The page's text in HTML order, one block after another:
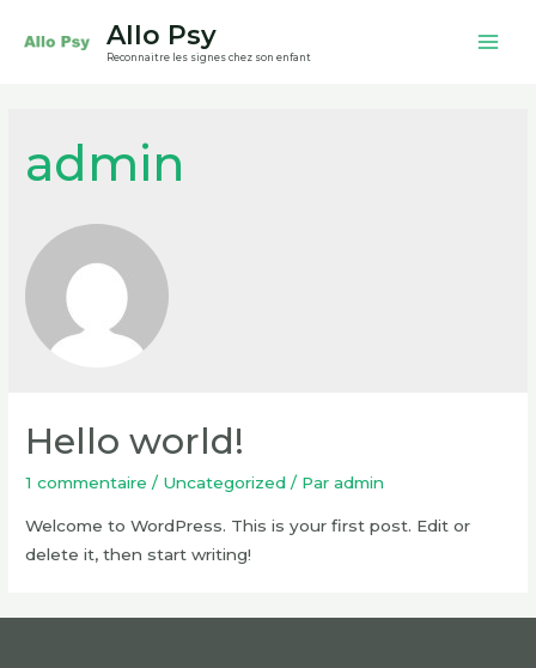
Allo Psy
Reconnaitre les signes chez son enfant
admin
Hello world!
1 commentaire / Uncategorized / Paradmin
Welcome to WordPress. This is your first post. Edit or
delete it, then start writing!